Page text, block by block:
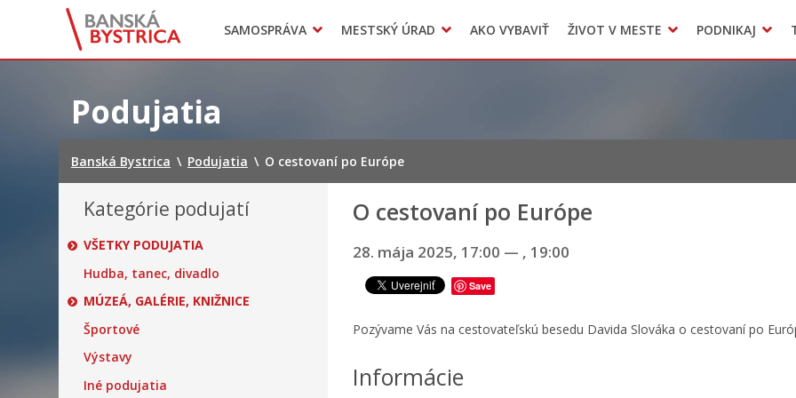
SAMOSPRÁVA MESTSKÝ ÚRAD
Oznamy
Zmluvy, faktúry a objednávky
AKO VYBAVIŤ ŽIVOT V MESTE
Mladí BB
Odpady, verejné priestranstváPODNIKAJ
Head of Municipal office
Accommodation
Podujatia
Banská Bystrica \ Podujatia \ O cestovaní po Európe
Kategórie podujatí
VŠETKY PODUJATIA
Hudba, tanec, divadlo
MÚZEÁ, GALÉRIE, KNIŽNICE
Športové
Výstavy
Iné podujatia
O cestovaní po Európe
28. mája 2025, 17:00 — , 19:00
Save
Pozývame Vás na cestovateľskú besedu Davida Slováka o cestovaní po
Informácie